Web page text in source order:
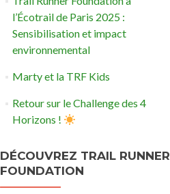
l’Écotrail de Paris 2025 :
Sensibilisation et impact
environnemental
Marty et la TRF Kids
Retour sur le Challenge des 4
Horizons !
DÉCOUVREZ TRAIL RUNNER
FOUNDATION